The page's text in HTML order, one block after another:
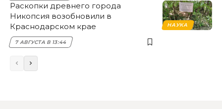
НАУКА
Раскопки древнего города
Никопсия возобновили в
Краснодарском крае
7 АВГУСТА В 13:44